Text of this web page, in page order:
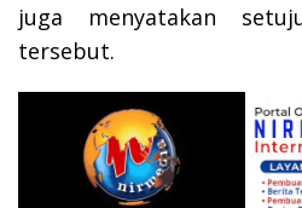
juga menyatakan
tersebut.